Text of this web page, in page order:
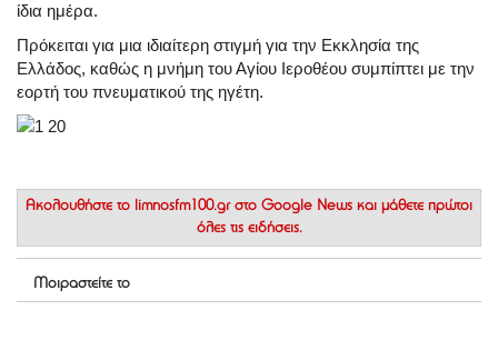
ίδια ημέρα.
Πρόκειται για μια ιδιαίτερη στιγμή για την Εκκλησία της
Ελλάδος, καθώς η μνήμη του Αγίου Ιεροθέου συμπίπτει με την
εορτή του πνευματικού της ηγέτη.
Ακολουθήστε το limnosfm100.gr στο Google News και μάθετε πρώτοι
όλες τις ειδήσεις.
Μοιραστείτε το